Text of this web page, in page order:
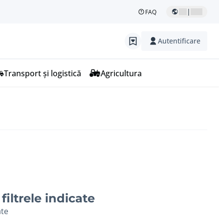
FAQ |
Autentificare
Transport și logistică Agricultura
indicate